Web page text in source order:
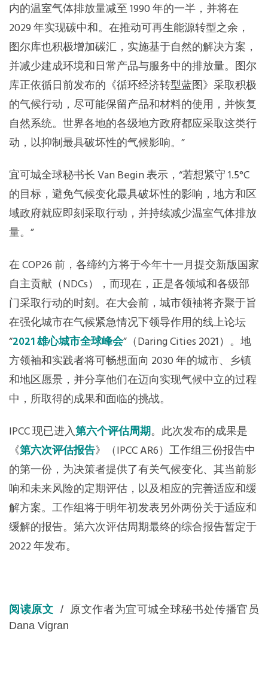
内的温室气体排放量减至 1990 年的一半，并将在
2029 年实现碳中和。在推动可再生能源转型之余，
图尔库也积极增加碳汇，实施基于自然的解决方案，
并减少建成环境和日常产品与服务中的排放量。图尔
库正依循日前发布的《循环经济转型蓝图》采取积极
的气候行动，尽可能保留产品和材料的使用，并恢复
自然系统。世界各地的各级地方政府都应采取这类行
动，以抑制最具破坏性的气候影响。”
宜可城全球秘书长 Van Begin 表示，“若想紧守 1.5°C
的目标，避免气候变化最具破坏性的影响，地方和区
域政府就应即刻采取行动，并持续减少温室气体排放
量。”
在 COP26 前，各缔约方将于今年十一月提交新版国家
自主贡献（NDCs），而现在，正是各领域和各级部
门采取行动的时刻。在大会前，城市领袖将齐聚于旨
在强化城市在气候紧急情况下领导作用的线上论坛
“2021 雄心城市全球峰会”（Daring Cities 2021）。地
方领袖和实践者将可畅想面向 2030 年的城市、乡镇
和地区愿景，并分享他们在迈向实现气候中立的过程
中，所取得的成果和面临的挑战。
IPCC 现已进入第六个评估周期。此次发布的成果是
《第六次评估报告》（IPCC AR6）工作组三份报告中
的第一份，为决策者提供了有关气候变化、其当前影
响和未来风险的定期评估，以及相应的完善适应和缓
解方案。工作组将于明年初发表另外两份关于适应和
缓解的报告。第六次评估周期最终的综合报告暂定于
2022 年发布。
阅读原文 / 原文作者为宜可城全球秘书处传播官员
Dana Vigran